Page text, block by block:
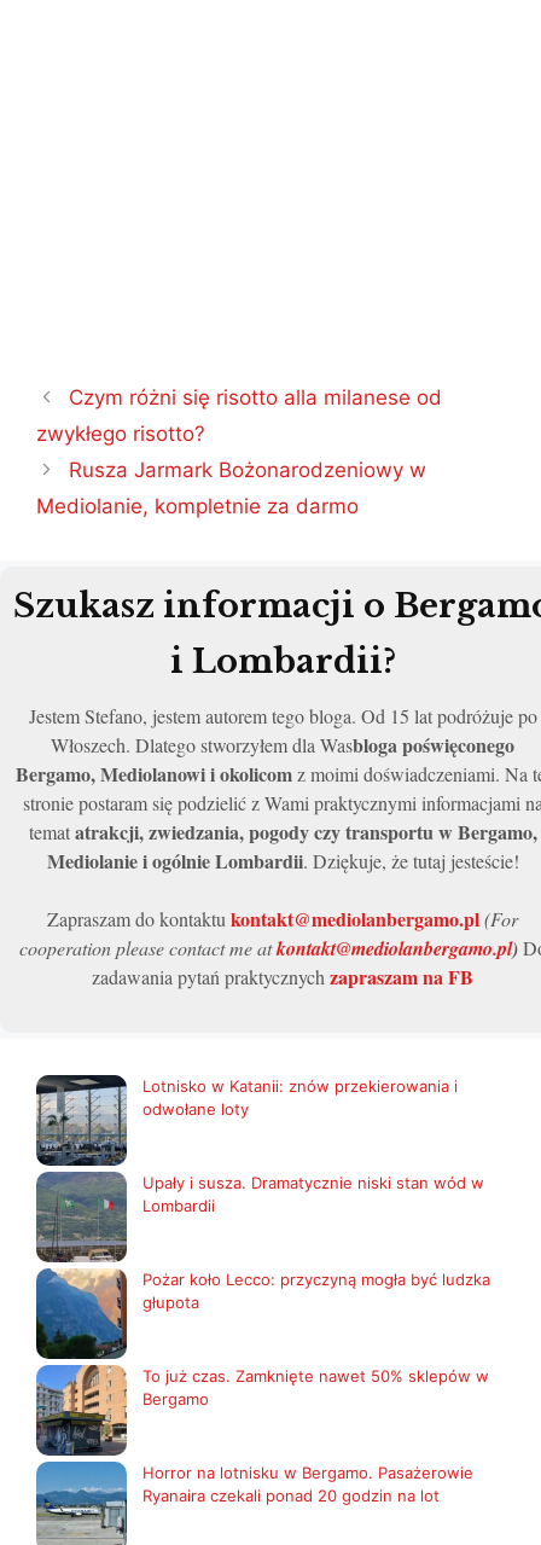
Nawigacja
wpisu
Czym różni się risotto alla milanese od
zwykłego risotto?
Rusza Jarmark Bożonarodzeniowy w
Mediolanie, kompletnie za darmo
Szukasz informacji o
i Lombardii?
Jestem Stefano, jestem autorem tego bloga. Od 15 lat podróżuje po
Włoszech. Dlatego stworzyłem dla Wasbloga poświęconego
Bergamo, Mediolanowi i okolicomz moimi doświadczeniami. Na
stronie postaram się podzielić z Wami praktycznymi informacjami
tematatrakcji, zwiedzania, pogody czy transportu w Bergamo,
Mediolanie i ogólnie Lombardii. Dziękuje, że tutaj jesteście!
Zapraszam do kontaktu kontakt@mediolanbergamo.pl(For
cooperation please contact me atkontakt@mediolanbergamo.pl)
zadawania pytań praktycznych zapraszam na FB
Lotnisko w Katanii: znów przekierowania i
odwołane loty
Upały i susza. Dramatycznie niski stan wód w
Lombardii
Pożar koło Lecco: przyczyną mogła być ludzka
głupota
To już czas. Zamknięte nawet 50% sklepów w
Bergamo
Horror na lotnisku w Bergamo. Pasażerowie
Ryanaira czekali ponad 20 godzin na lot